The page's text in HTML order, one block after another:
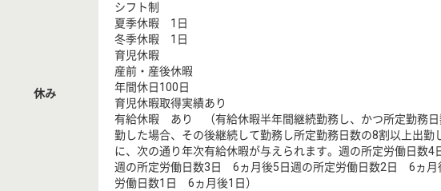
休み
シフト制
夏季休暇 1日
冬季休暇 1日
育児休暇
産前・産後休暇
年間休日100日
育児休暇取得実績あり
有給休暇 あり （有給休暇半年間継続勤務し、かつ所定勤務日
勤した場合、その後継続して勤務し所定勤務日数の8割以上出勤
に、次の通り年次有給休暇が与えられます。週の所定労働日数
週の所定労働日数3日 6ヵ月後5日週の所定労働日数2日 6ヵ月
労働日数1日 6ヵ月後1日）